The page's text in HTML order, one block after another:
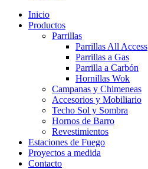
Inicio
Productos
Parrillas
Parrillas All Access
Parrillas a Gas
Parrilla a Carbón
Hornillas Wok
Campanas y Chimeneas
Accesorios y Mobiliario
Techo Sol y Sombra
Hornos de Barro
Revestimientos
Estaciones de Fuego
Proyectos a medida
Contacto